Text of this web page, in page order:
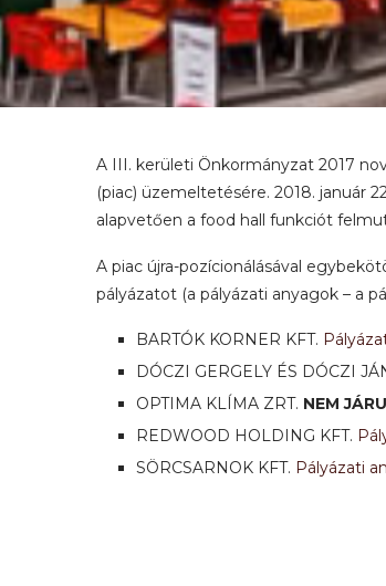
A III. kerületi Önkormányzat 2017
(piac) üzemeltetésére. 2018. január
alapvetően a food hall funkciót
A piac újra-pozícionálásával
pályázatot (a pályázati anyagok – a
BARTÓK KORNER KFT.
DÓCZI GERGELY ÉS DÓCZI
OPTIMA KLÍMA ZRT. NEM
REDWOOD HOLDING KFT.
SÖRCSARNOK KFT. Pályázati